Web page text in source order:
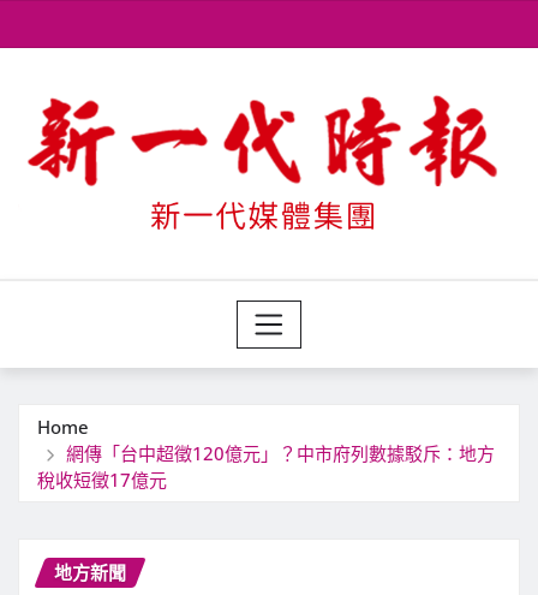
to
Home
網傳「台中超徵120億元」？中市府列數據駁斥：地方
稅收短徵17億元
地方新聞